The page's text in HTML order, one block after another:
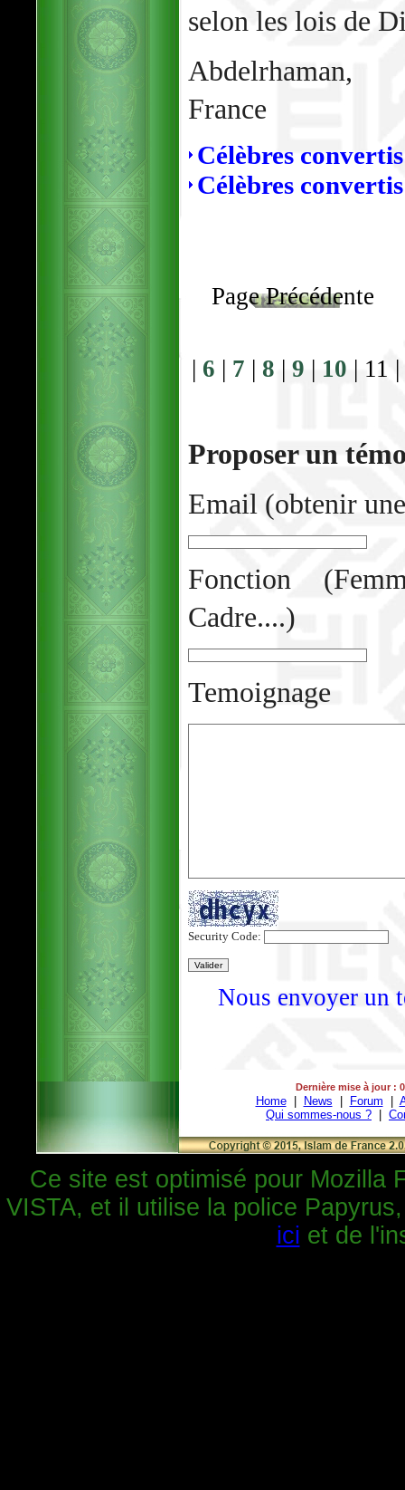
selon les lois de
Abdelrhaman,
France
Célèbres
Célèbres
Page Précédente
| 6 | 7 | 8 | 9 | 10 | 11 |
Proposer un
Email (obtenir
Fonction
Cadre....)
Temoignage
Security Code:
Nous envoyer un
Dernière mise à jour :
Home| News Forum
Qui sommes-nous ?
Ce site est optimisé pour Mozilla
VISTA, et il utilise la police
ici et de